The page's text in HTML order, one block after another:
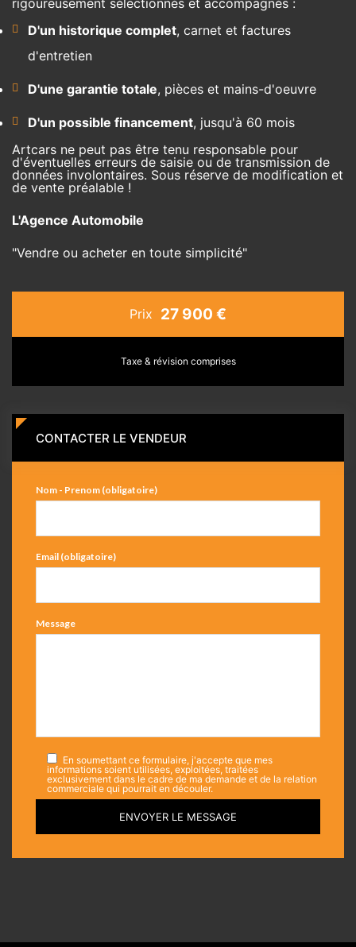
D'un historique complet, carnet et factures
d'entretien
D'une garantie totale, pièces et mains-d'oeuvre
D'un possible financement, jusqu'à 60 mois
Artcars ne peut pas être tenu responsable pour
d'éventuelles erreurs de saisie ou de transmission de
données involontaires. Sous réserve de modification et
de vente préalable !
L'Agence Automobile
"Vendre ou acheter en toute simplicité"
Prix 27 900 €
Taxe & révision comprises
CONTACTER LE VENDEUR
Nom - Prenom (obligatoire)
Email (obligatoire)
Message
En soumettant ce formulaire, j'accepte que mes
informations soient utilisées, exploitées, traitées
exclusivement dans le cadre de ma demande et de la relation
commerciale qui pourrait en découler.
ENVOYER LE MESSAGE